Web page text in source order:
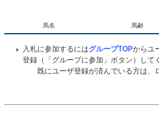
馬名 馬齢
入札に参加するにはグループTOPからユ
登録（「グループに参加」ボタン）して
既にユーザ登録が済んでいる方は、